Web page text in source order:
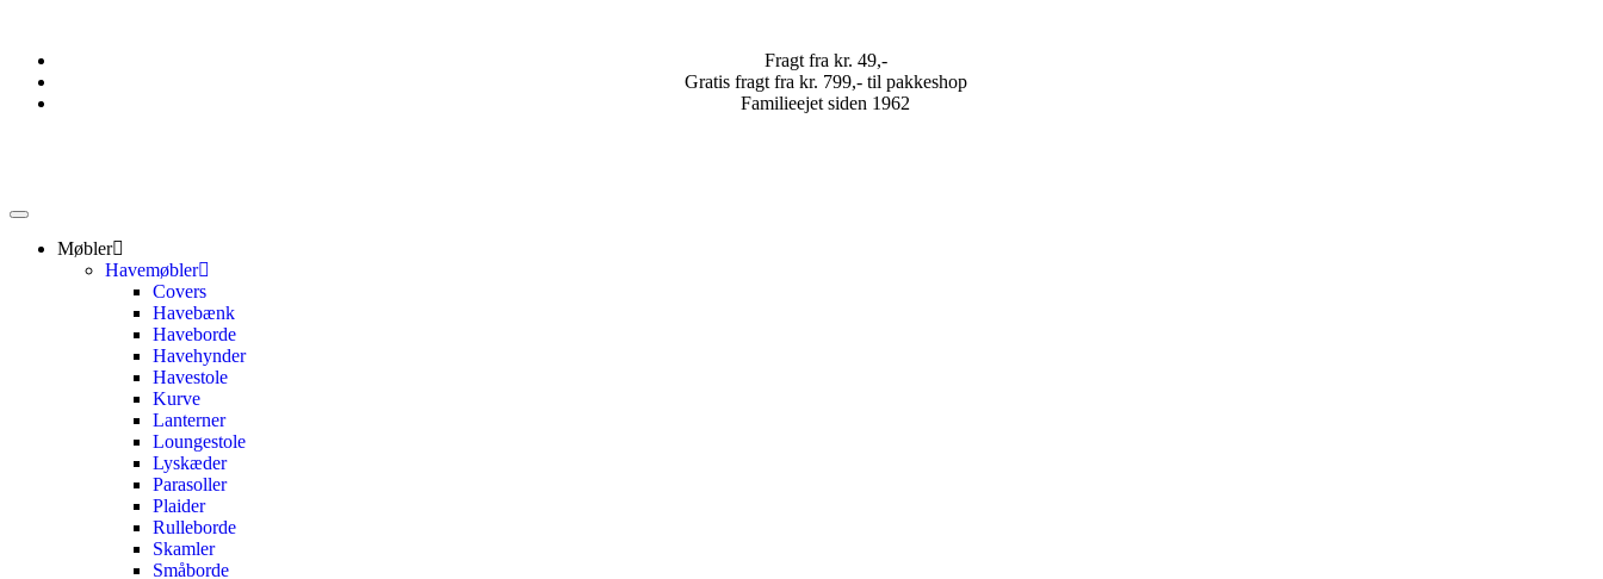
Fragt fra kr. 49,-
Gratis fragt fra kr. 799,- til pakkeshop
Familieejet siden 1962
Møbler
Havemøbler
Covers
Havebænk
Haveborde
Havehynder
Havestole
Kurve
Lanterner
Loungestole
Lyskæder
Parasoller
Plaider
Rulleborde
Skamler
Småborde